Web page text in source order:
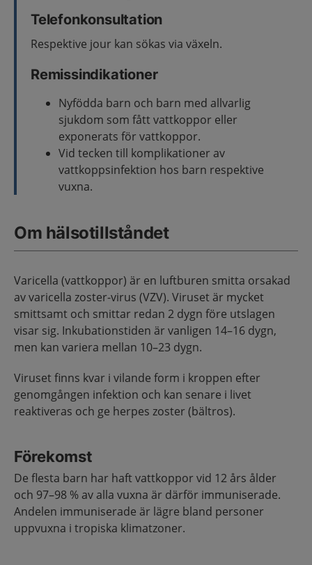
Telefonkonsultation
Respektive jour kan sökas via växeln.
Remissindikationer
Nyfödda barn och barn med allvarlig
sjukdom som fått vattkoppor eller
exponerats för vattkoppor.
Vid tecken till komplikationer av
vattkoppsinfektion hos barn respektive
vuxna.
Om hälsotillståndet
Varicella (vattkoppor) är en luftburen smitta orsakad
av varicella zoster-virus (VZV). Viruset är mycket
smittsamt och smittar redan 2 dygn före utslagen
visar sig. Inkubationstiden är vanligen 14–16 dygn,
men kan variera mellan 10–23 dygn.
Viruset finns kvar i vilande form i kroppen efter
genomgången infektion och kan senare i livet
reaktiveras och ge herpes zoster (bältros).
Förekomst
De flesta barn har haft vattkoppor vid 12 års ålder
och 97–98 % av alla vuxna är därför immuniserade.
Andelen immuniserade är lägre bland personer
uppvuxna i tropiska klimatzoner.